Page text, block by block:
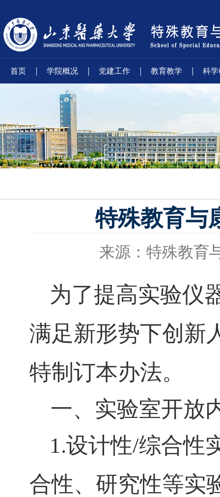
首页 学院概况 党建工作 教育教学 科
特殊教育与
来源：特殊教育
为了提高实验仪
满足新形势下创新
特制订本办法。
一、实验室开放
1.设计性/综合性
合性、研究性等实